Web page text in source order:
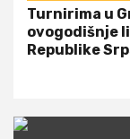
Turnirima u
ovogodišnje
Republike